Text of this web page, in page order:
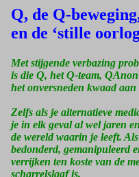
Q, de Q-
en de ‘stille
Met stijgende verbazing
is die Q, het Q-team,
het onversneden kwaad
Zelfs als je alternatieve
je in elk geval al wel jaren
de wereld waarin je leeft.
bedonderd, gemanipuleerd
verrijken ten koste van de
scharrelslaaf is.